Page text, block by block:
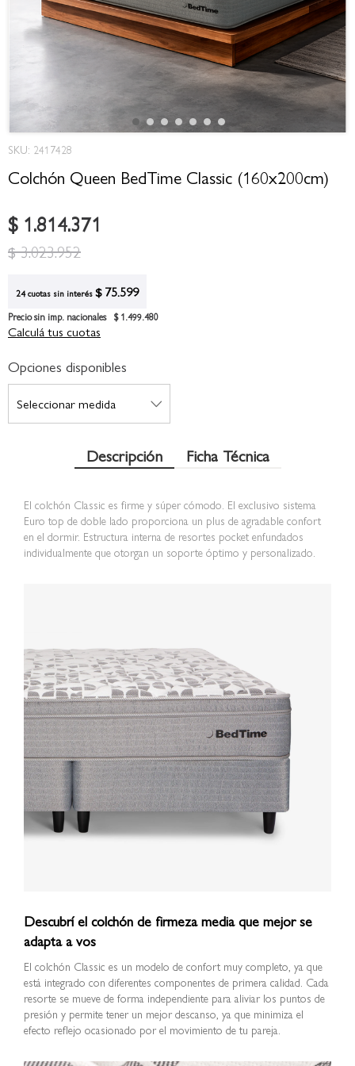
al
comienzo
de
galería
de
imágenes
SKU: 2417428
Colchón Queen BedTime Classic (160x200cm)
$ 3.023.952
$ 1.814.371
24 cuotas sin interés $ 75.599
Precio sin imp. nacionales $ 1.499.480
Calculá tus cuotas
Opciones disponibles
Descripción
El colchón Classic es firme y súper cómodo. El exclusivo sistema
Euro top de doble lado proporciona un plus de agradable confort
en el dormir. Estructura interna de resortes pocket enfundados
individualmente que otorgan un soporte óptimo y personalizado.
Descubrí el colchón de firmeza media que mejor se
adapta a vos
El colchón Classic es un modelo de confort muy completo, ya que
está integrado con diferentes componentes de primera calidad. Cada
resorte se mueve de forma independiente para aliviar los puntos de
presión y permite tener un mejor descanso, ya que minimiza el
efecto reflejo ocasionado por el movimiento de tu pareja.
Ficha Técnica